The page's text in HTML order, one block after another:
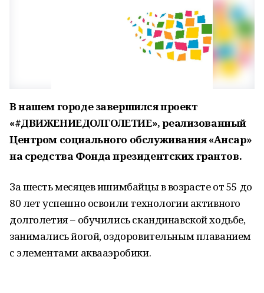
В нашем городе завершился проект
«#ДВИЖЕНИЕДОЛГОЛЕТИЕ», реализованный
Центром социального обслуживания «Ансар»
на средства Фонда президентских грантов.
За шесть месяцев ишимбайцы в возрасте от 55 до
80 лет успешно освоили технологии активного
долголетия – обучились скандинавской ходьбе,
занимались йогой, оздоровительным плаванием
с элементами аквааэробики.